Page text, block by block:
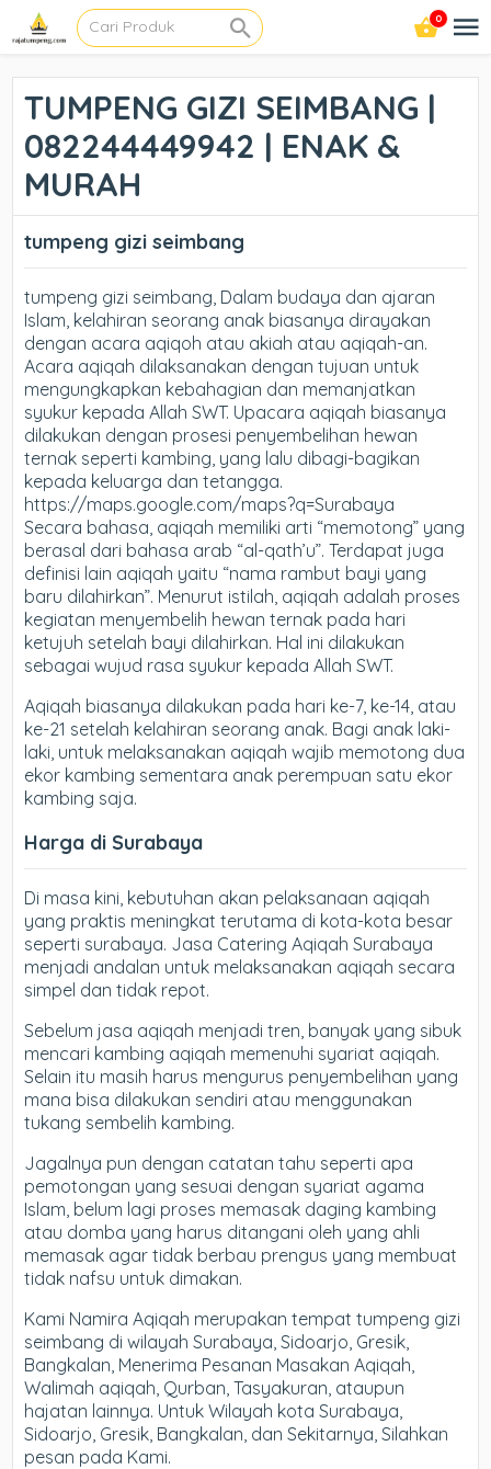
0
TUMPENG GIZI SEIMBANG |
082244449942 | ENAK &
MURAH
tumpeng gizi seimbang
tumpeng gizi seimbang, Dalam budaya dan ajaran
Islam, kelahiran seorang anak biasanya dirayakan
dengan acara aqiqoh atau akiah atau aqiqah-an.
Acara aqiqah dilaksanakan dengan tujuan untuk
mengungkapkan kebahagian dan memanjatkan
syukur kepada Allah SWT. Upacara aqiqah biasanya
dilakukan dengan prosesi penyembelihan hewan
ternak seperti kambing, yang lalu dibagi-bagikan
kepada keluarga dan tetangga.
https://maps.google.com/maps?q=Surabaya
Secara bahasa, aqiqah memiliki arti “memotong” yang
berasal dari bahasa arab “al-qath’u”. Terdapat juga
definisi lain aqiqah yaitu “nama rambut bayi yang
baru dilahirkan”. Menurut istilah, aqiqah adalah proses
kegiatan menyembelih hewan ternak pada hari
ketujuh setelah bayi dilahirkan. Hal ini dilakukan
sebagai wujud rasa syukur kepada Allah SWT.
Aqiqah biasanya dilakukan pada hari ke-7, ke-14, atau
ke-21 setelah kelahiran seorang anak. Bagi anak laki-
laki, untuk melaksanakan aqiqah wajib memotong dua
ekor kambing sementara anak perempuan satu ekor
kambing saja.
Harga di Surabaya
Di masa kini, kebutuhan akan pelaksanaan aqiqah
yang praktis meningkat terutama di kota-kota besar
seperti surabaya. Jasa Catering Aqiqah Surabaya
menjadi andalan untuk melaksanakan aqiqah secara
simpel dan tidak repot.
Sebelum jasa aqiqah menjadi tren, banyak yang sibuk
mencari kambing aqiqah memenuhi syariat aqiqah.
Selain itu masih harus mengurus penyembelihan yang
mana bisa dilakukan sendiri atau menggunakan
tukang sembelih kambing.
Jagalnya pun dengan catatan tahu seperti apa
pemotongan yang sesuai dengan syariat agama
Islam, belum lagi proses memasak daging kambing
atau domba yang harus ditangani oleh yang ahli
memasak agar tidak berbau prengus yang membuat
tidak nafsu untuk dimakan.
Kami Namira Aqiqah merupakan tempat tumpeng gizi
seimbang di wilayah Surabaya, Sidoarjo, Gresik,
Bangkalan, Menerima Pesanan Masakan Aqiqah,
Walimah aqiqah, Qurban, Tasyakuran, ataupun
hajatan lainnya. Untuk Wilayah kota Surabaya,
Sidoarjo, Gresik, Bangkalan, dan Sekitarnya, Silahkan
pesan pada Kami.